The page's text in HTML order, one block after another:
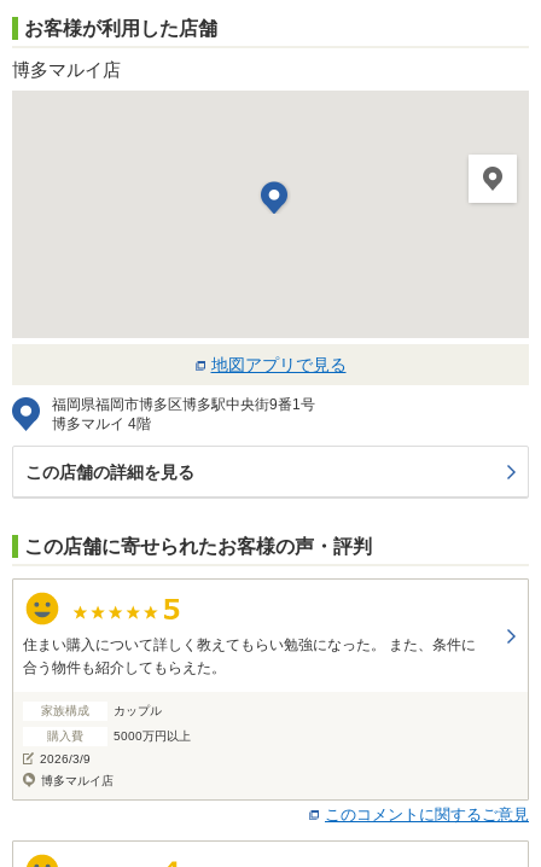
お客様が利用した店舗
博多マルイ店
地図アプリで見る
福岡県福岡市博多区博多駅中央街9番1号
博多マルイ 4階
この店舗の詳細を見る
この店舗に寄せられたお客様の声・評判
住まい購入について詳しく教えてもらい勉強になった。 また、条件に
合う物件も紹介してもらえた。
家族構成
カップル
購入費
5000万円以上
2026/3/9
博多マルイ店
このコメントに関するご意見